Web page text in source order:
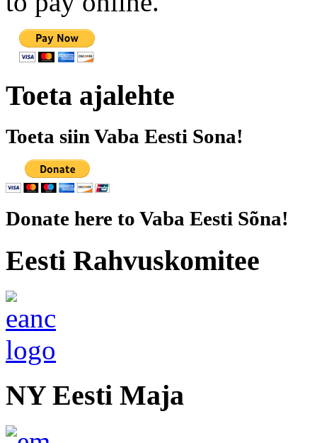
Toeta ajalehte
Toeta siin Vaba Eesti Sona!
Donate here to Vaba Eesti Sõna!
Eesti Rahvuskomitee
NY Eesti Maja